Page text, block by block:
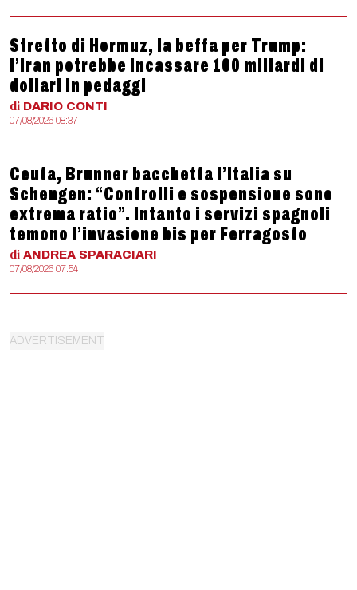
Stretto di Hormuz, la beffa per Trump:
l’Iran potrebbe incassare 100 miliardi di
dollari in pedaggi
di DARIO CONTI
07/08/2026 08:37
Ceuta, Brunner bacchetta l’Italia su
Schengen: “Controlli e sospensione sono
extrema ratio”. Intanto i servizi spagnoli
temono l’invasione bis per Ferragosto
di ANDREA SPARACIARI
07/08/2026 07:54